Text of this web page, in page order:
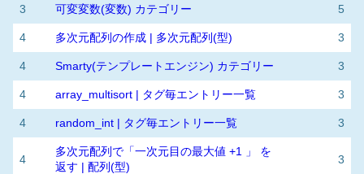
3 可変変数(変数) カテゴリー 5
4 多次元配列の作成 | 多次元配列(型) 3
4 Smarty(テンプレートエンジン) カテゴリー 3
4 array_multisort | タグ毎エントリー一覧 3
4 random_int | タグ毎エントリー一覧 3
4
多次元配列で「一次元目の最大値 +1 」 を
返す | 配列(型)
3